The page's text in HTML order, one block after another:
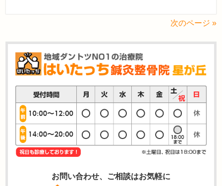
次のページ »
お問い合わせ、ご相談はお気軽に